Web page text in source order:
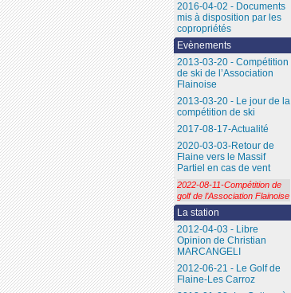
2016-04-02 - Documents
mis à disposition par les
copropriétés
Evènements
2013-03-20 - Compétition
de ski de l’Association
Flainoise
2013-03-20 - Le jour de la
compétition de ski
2017-08-17-Actualité
2020-03-03-Retour de
Flaine vers le Massif
Partiel en cas de vent
2022-08-11-Compétition de
golf de l’Association Flainoise
La station
2012-04-03 - Libre
Opinion de Christian
MARCANGELI
2012-06-21 - Le Golf de
Flaine-Les Carroz